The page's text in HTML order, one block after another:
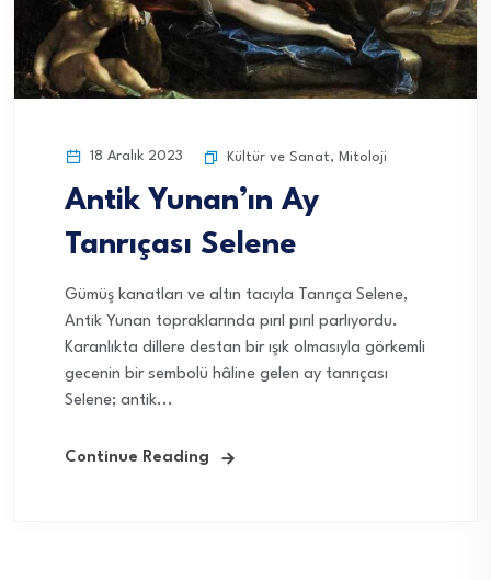
18 Aralık 2023 Kültür ve Sanat, Mitoloji
Antik Yunan’ın Ay
Tanrıçası Selene
Gümüş kanatları ve altın tacıyla Tanrıça Selene,
Antik Yunan topraklarında pırıl pırıl parlıyordu.
Karanlıkta dillere destan bir ışık olmasıyla görkemli
gecenin bir sembolü hâline gelen ay tanrıçası
Selene; antik...
Continue Reading